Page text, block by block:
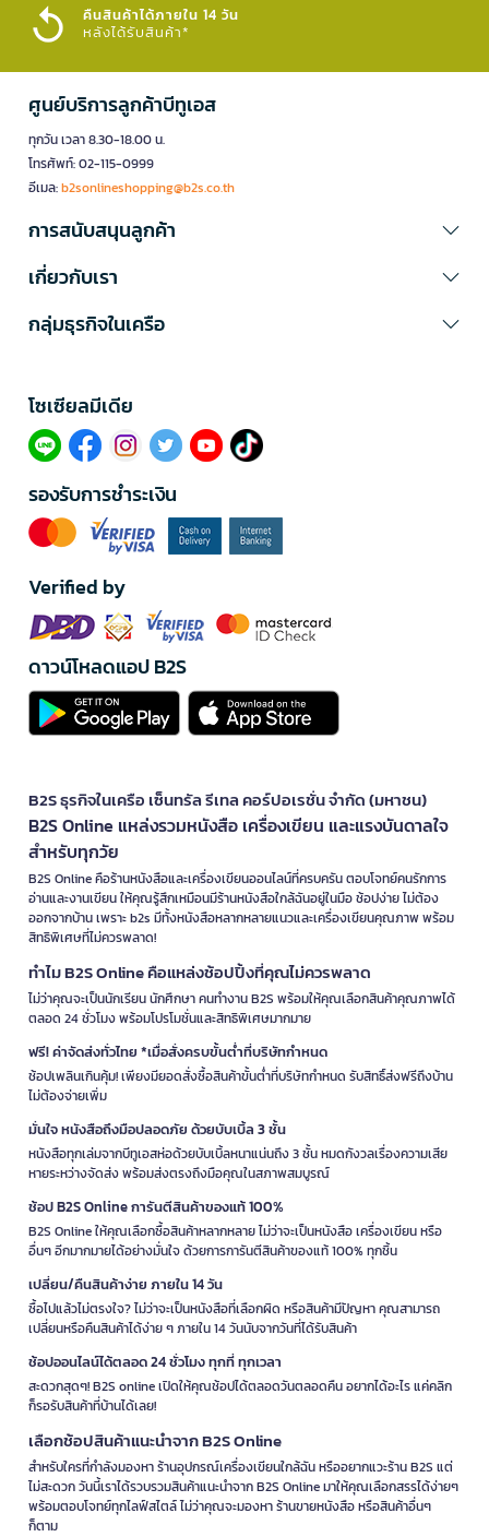
คืนสินค้าได้ภายใน 14 วัน
หลังได้รับสินค้า*
ศูนย์บริการลูกค้าบีทูเอส
ทุกวัน เวลา 8.30-18.00 น.
โทรศัพท์: 02-115-0999
อีเมล:b2sonlineshopping@b2s.co.th
การสนับสนุนลูกค้า
เกี่ยวกับเรา
กลุ่มธุรกิจในเครือ
โซเซียลมีเดีย​
รองรับการชำระเงิน
Verified by
ดาวน์โหลดแอป B2S
B2S ธุรกิจในเครือ เซ็นทรัล รีเทล คอร์ปอเรชั่น จำกัด (มหาชน)
B2S Online แหล่งรวมหนังสือ เครื่องเขียน และแรงบันดาลใจ
สำหรับทุกวัย
B2S Online คือร้านหนังสือและเครื่องเขียนออนไลน์ที่ครบครัน ตอบโจทย์คนรักการ
อ่านและงานเขียน ให้คุณรู้สึกเหมือนมีร้านหนังสือใกล้ฉันอยู่ในมือ ช้อปง่าย ไม่ต้อง
ออกจากบ้าน เพราะ b2s มีทั้งหนังสือหลากหลายแนวและเครื่องเขียนคุณภาพ พร้อม
สิทธิพิเศษที่ไม่ควรพลาด!
ทำไม B2S Online คือแหล่งช้อปปิ้งที่คุณไม่ควรพลาด
ไม่ว่าคุณจะเป็นนักเรียน นักศึกษา คนทำงาน B2S พร้อมให้คุณเลือกสินค้าคุณภาพได้
ตลอด 24 ชั่วโมง พร้อมโปรโมชั่นและสิทธิพิเศษมากมาย
ฟรี! ค่าจัดส่งทั่วไทย *เมื่อสั่งครบขั้นต่ำที่บริษัทกำหนด
ช้อปเพลินเกินคุ้ม! เพียงมียอดสั่งซื้อสินค้าขั้นต่ำที่บริษัทกำหนด รับสิทธิ์ส่งฟรีถึงบ้าน
ไม่ต้องจ่ายเพิ่ม
มั่นใจ หนังสือถึงมือปลอดภัย ด้วยบับเบิ้ล 3 ชั้น
หนังสือทุกเล่มจากบีทูเอสห่อด้วยบับเบิ้ลหนาแน่นถึง 3 ชั้น หมดกังวลเรื่องความเสีย
หายระหว่างจัดส่ง พร้อมส่งตรงถึงมือคุณในสภาพสมบูรณ์
ช้อป B2S Online การันตีสินค้าของแท้ 100%
B2S Online ให้คุณเลือกซื้อสินค้าหลากหลาย ไม่ว่าจะเป็นหนังสือ เครื่องเขียน หรือ
อื่นๆ อีกมากมายได้อย่างมั่นใจ ด้วยการการันตีสินค้าของแท้ 100% ทุกชิ้น
เปลี่ยน/คืนสินค้าง่าย ภายใน 14 วัน
ซื้อไปแล้วไม่ตรงใจ? ไม่ว่าจะเป็นหนังสือที่เลือกผิด หรือสินค้ามีปัญหา คุณสามารถ
เปลี่ยนหรือคืนสินค้าได้ง่าย ๆ ภายใน 14 วันนับจากวันที่ได้รับสินค้า
ช้อปออนไลน์ได้ตลอด 24 ชั่วโมง ทุกที่ ทุกเวลา
สะดวกสุดๆ! B2S online เปิดให้คุณช้อปได้ตลอดวันตลอดคืน อยากได้อะไร แค่คลิก
ก็รอรับสินค้าที่บ้านได้เลย!
เลือกช้อปสินค้าแนะนำจาก B2S Online
สำหรับใครที่กำลังมองหา ร้านอุปกรณ์เครื่องเขียนใกล้ฉัน หรืออยากแวะร้าน B2S แต่
ไม่สะดวก วันนี้เราได้รวบรวมสินค้าแนะนำจาก B2S Online มาให้คุณเลือกสรรได้ง่ายๆ
พร้อมตอบโจทย์ทุกไลฟ์สไตล์ ไม่ว่าคุณจะมองหา ร้านขายหนังสือ หรือสินค้าอื่นๆ
ก็ตาม